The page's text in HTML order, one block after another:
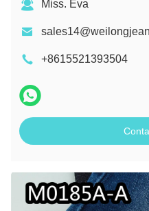
Miss. Eva
+8615521393504